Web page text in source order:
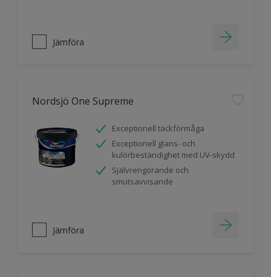
Jämföra
Nordsjö One Supreme
Exceptionell täckförmåga
Exceptionell glans- och
kulörbeständighet med UV-skydd
Självrengörande och
smutsavvisande
Jämföra